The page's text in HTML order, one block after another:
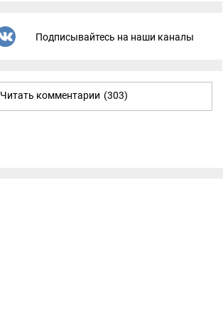
Подписывайтесь на наши каналы
Читать комментарии (303)